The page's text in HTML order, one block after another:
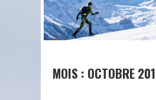
MOIS : OCTOBRE